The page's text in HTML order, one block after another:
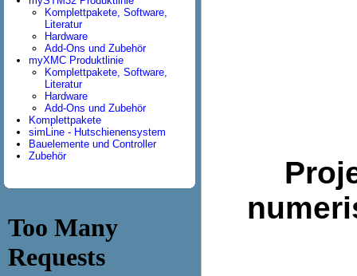
Komplettpakete, Software,
Literatur
Hardware
Add-Ons und Zubehör
myXMC Produktlinie
Komplettpakete, Software,
Literatur
Hardware
Add-Ons und Zubehör
Komplettpakete
simLine - Hutschienensystem
Bauelemente und Controller
Zubehör